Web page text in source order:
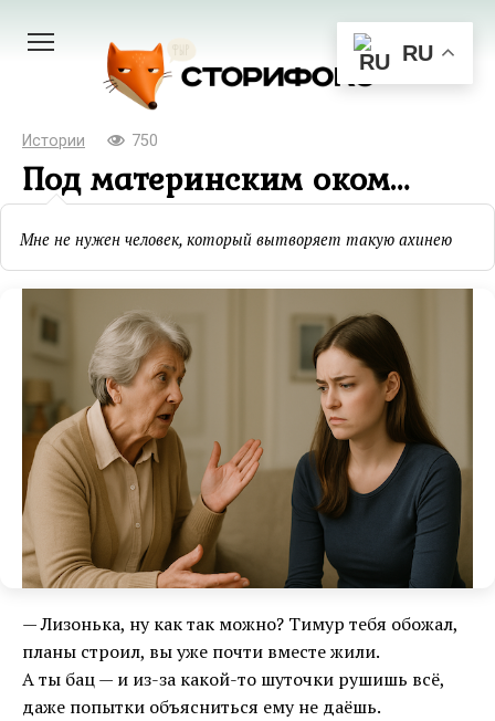
Истории 750
Под материнским оком…
Мне не нужен человек, который вытворяет такую ахинею
— Лизонька, ну как так можно? Тимур тебя обожал,
планы строил, вы уже почти вместе жили.
А ты бац — и из-за какой-то шуточки рушишь всё,
даже попытки объясниться ему не даёшь.
RU